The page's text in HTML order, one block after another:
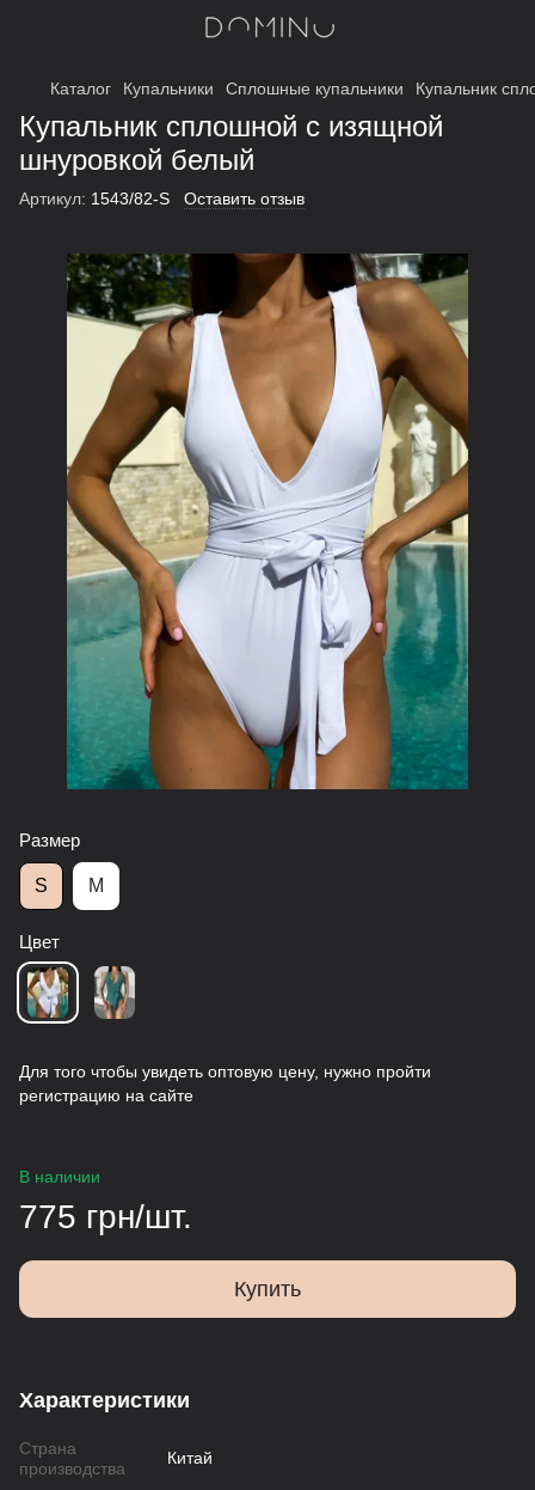
Каталог Купальники Сплошные купальники Купальник
Купальник сплошной с изящной
шнуровкой белый
Артикул: 1543/82-S Оставить отзыв
Размер
S M
Цвет
Для того чтобы увидеть оптовую цену, нужно пройти
регистрацию на сайте
В наличии
775 грн/шт.
Купить
Характеристики
Страна
производства
Китай